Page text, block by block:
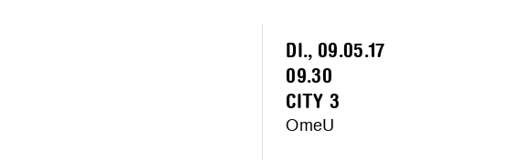
DI., 09.05.17
09.30
CITY 3
OmeU